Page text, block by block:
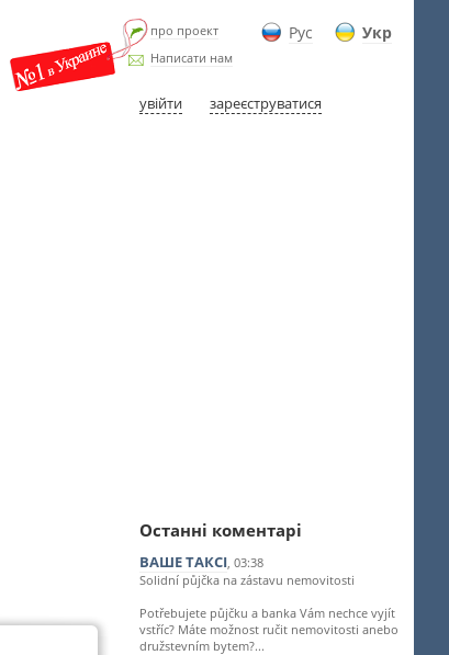
Рус Укр
про проект
Написати нам
увійти зареєструватися
Останні коментарі
ВАШЕ ТАКСІ, 03:38
Solidní půjčka na zástavu nemovitosti
Potřebujete půjčku a banka Vám nechce vyjít
vstříc? Máte možnost ručit nemovitosti anebo
družstevním bytem?...